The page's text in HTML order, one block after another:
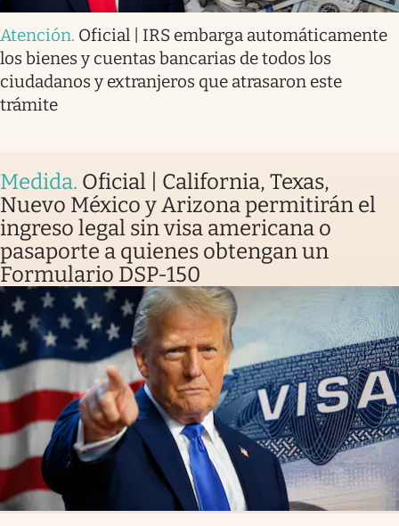
Atención. Oficial | IRS embarga automáticamente
los bienes y cuentas bancarias de todos los
ciudadanos y extranjeros que atrasaron este
trámite
Medida. Oficial | California, Texas,
Nuevo México y Arizona permitirán el
ingreso legal sin visa americana o
pasaporte a quienes obtengan un
Formulario DSP-150